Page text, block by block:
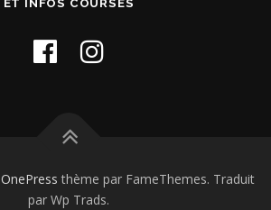
ET INFOS COURSES
OnePress thème par FameThemes. Traduit
par Wp Trads.